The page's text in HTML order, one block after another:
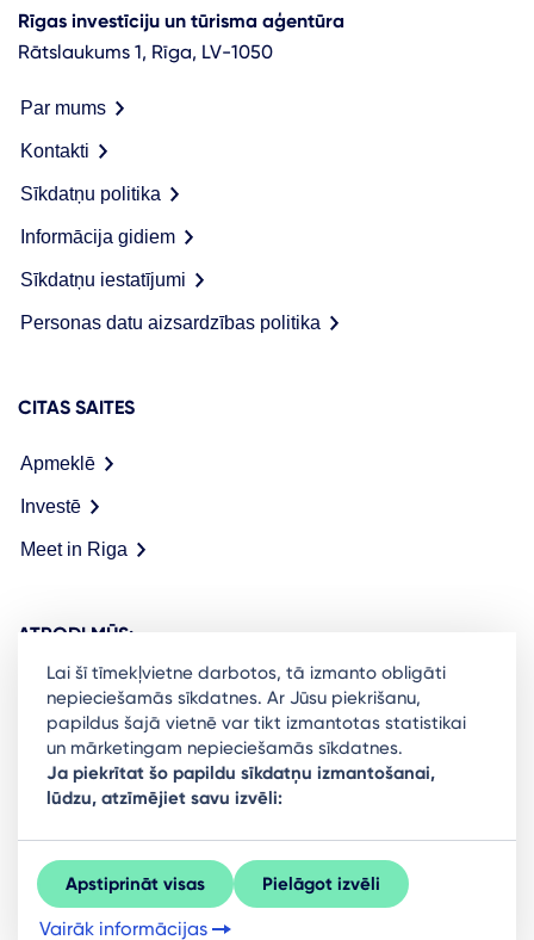
Rīgas investīciju un tūrisma aģentūra
Rātslaukums 1, Rīga, LV-1050
Par mums
Kontakti
Sīkdatņu politika
Informācija gidiem
Sīkdatņu iestatījumi
Personas datu aizsardzības politika
CITAS SAITES
Apmeklē
Investē
Meet in Riga
ATRODI MŪS:
Ready to stay in the loop on Rigas business
community? Subscribe to our newsletter.
Sign Up
Lai šī tīmekļvietne darbotos, tā izmanto obligāti
nepieciešamās sīkdatnes. Ar Jūsu piekrišanu,
papildus šajā vietnē var tikt izmantotas statistikai
un mārketingam nepieciešamās sīkdatnes.
Ja piekrītat šo papildu sīkdatņu izmantošanai,
lūdzu, atzīmējiet savu izvēli:
Apstiprināt visas Pielāgot izvēli
Vairāk informācijas